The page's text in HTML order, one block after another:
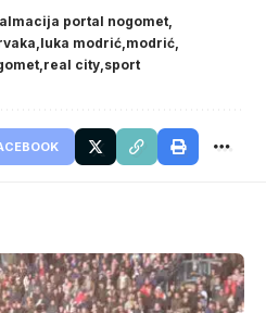
portal nogomet
luka modrić modrić
real city sport